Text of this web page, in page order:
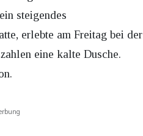
steigendes
erlebte am Freitag bei der
eine kalte Dusche.